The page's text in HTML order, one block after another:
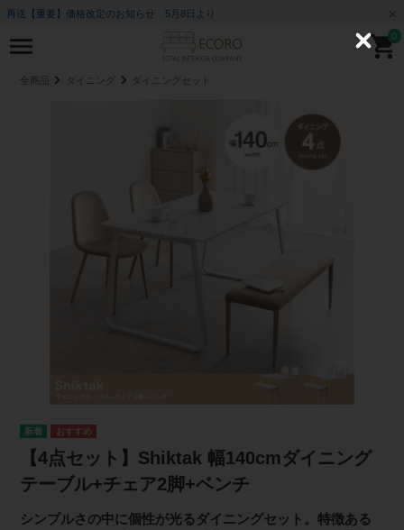
再送【重要】価格改定のお知らせ 5月8日より
0
全商品 ダイニング ダイニングセット
【4点セット】Shiktak 幅140cmダイニング
テーブル+チェア2脚+ベンチ
シンプルさの中に個性が光るダイニングセット。特徴ある
C